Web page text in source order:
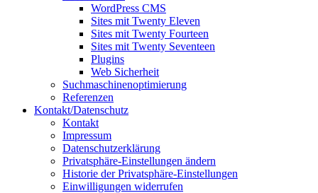
WordPress CMS
Sites mit Twenty Eleven
Sites mit Twenty Fourteen
Sites mit Twenty Seventeen
Plugins
Web Sicherheit
Suchmaschinenoptimierung
Referenzen
Kontakt/Datenschutz
Kontakt
Impressum
Datenschutzerklärung
Privatsphäre-Einstellungen ändern
Historie der Privatsphäre-Einstellungen
Einwilligungen widerrufen